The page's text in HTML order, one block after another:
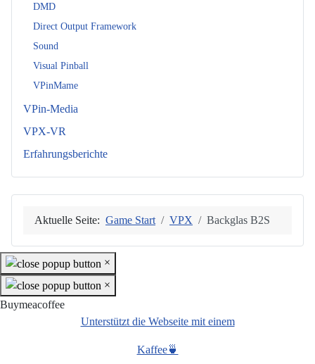
DMD
Direct Output Framework
Sound
Visual Pinball
VPinMame
VPin-Media
VPX-VR
Erfahrungsberichte
Aktuelle Seite: Game Start VPX Backglas B2S
×
×
Buymeacoffee
Unterstützt die Webseite mit einem
Kaffee🍵